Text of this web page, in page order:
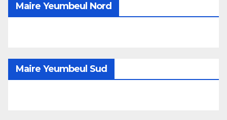
Maire Yeumbeul Nord
Maire Yeumbeul Sud